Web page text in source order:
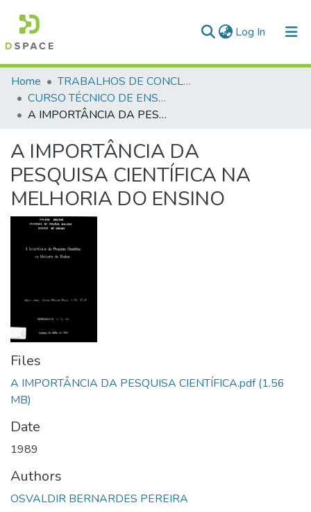
Log In (current)
Communities & Collections
All of DSpace
Home
TRABALHOS DE CONCLUSÃO DE CURSO - CTE (CURSO TÉCNICO DE ENSINO)
CURSO TÉCNICO DE ENSINO - CTE - 1989
А IMPORTÂNCIA DA PESQUISA CIENTÍFICA NA MELHORIA DO ENSINO
А IMPORTÂNCIA DA
PESQUISA CIENTÍFICA NA
MELHORIA DO ENSINO
Files
А IMPORTÂNCIA DA PESQUISA CIENTÍFICA.pdf(1.56
MB)
Date
1989
Authors
OSVALDIR BERNARDES PEREIRA